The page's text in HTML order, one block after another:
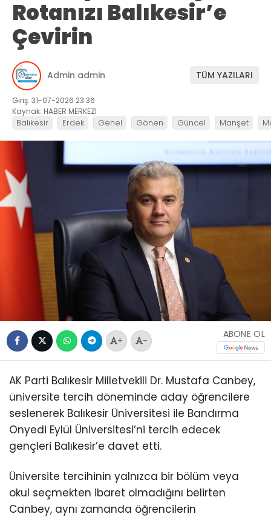
Rotanızı Balıkesir’e
Çevirin
Admin admin TÜM YAZILARI
Giriş: 31-07-2026 23:36
Kaynak: HABER MERKEZİ
Balıkesir Erdek Genel Gönen Güncel Manşet
+ -
ABONE OL
AK Parti Balıkesir Milletvekili Dr. Mustafa Canbey,
üniversite tercih döneminde aday öğrencilere
seslenerek Balıkesir Üniversitesi ile Bandırma
Onyedi Eylül Üniversitesi’ni tercih edecek
gençleri Balıkesir’e davet etti.
Üniversite tercihinin yalnızca bir bölüm veya
okul seçmekten ibaret olmadığını belirten
Canbey, aynı zamanda öğrencilerin